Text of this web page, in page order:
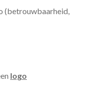
(betrouwbaarheid,
logo